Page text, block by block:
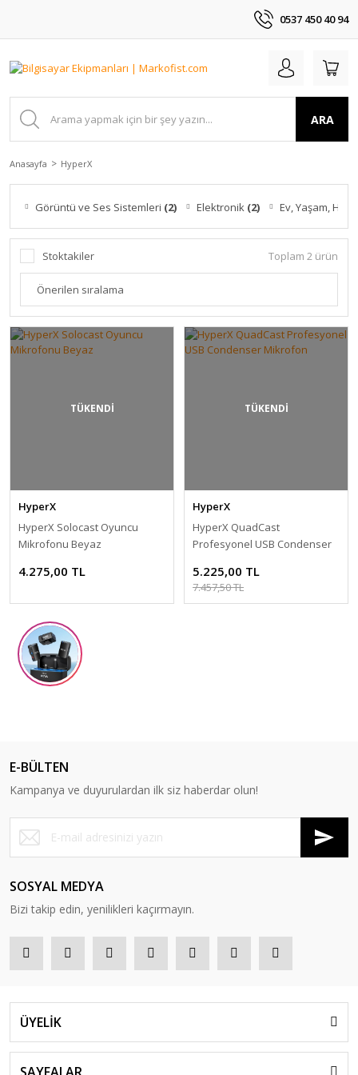
0537 450 40 94
ARA
Anasayfa HyperX
Görüntü ve Ses Sistemleri (2) Elektronik (2) Ev, Yaşam,
Stoktakiler Toplam 2 ürün
TÜKENDİ
HyperX
HyperX Solocast Oyuncu
Mikrofonu Beyaz
4.275,00 TL
TÜKENDİ
HyperX
HyperX QuadCast
Profesyonel USB Condenser
5.225,00 TL
7.457,50 TL
E-BÜLTEN
Kampanya ve duyurulardan ilk siz haberdar olun!
SOSYAL MEDYA
Bizi takip edin, yenilikleri kaçırmayın.
ÜYELİK